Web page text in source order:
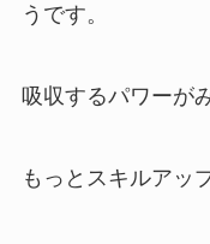
うです。
吸収するパワーが
もっとスキルアッ